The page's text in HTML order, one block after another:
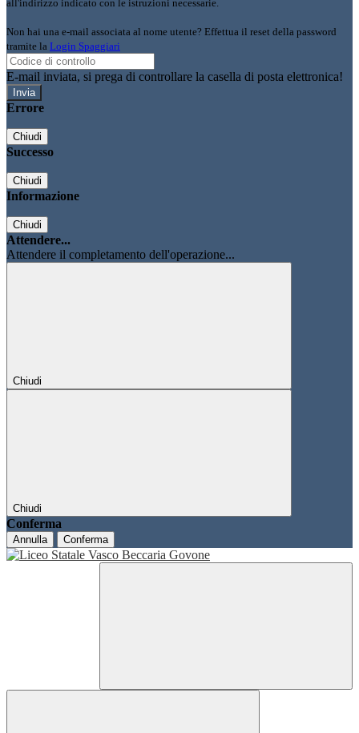
all'indirizzo indicato con le istruzioni necessarie.
Non hai una e-mail associata al nome utente? Effettua il reset della password
tramite la Login Spaggiari
E-mail inviata, si prega di controllare la casella di posta elettronica!
Errore
Chiudi
Successo
Chiudi
Informazione
Chiudi
Attendere...
Attendere il completamento dell'operazione...
Chiudi
Chiudi
Conferma
Annulla Conferma